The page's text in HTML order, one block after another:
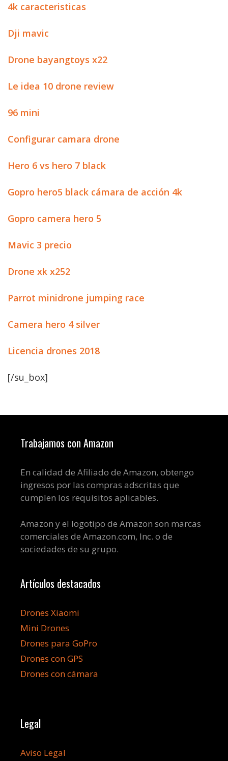
4k caracteristicas
Dji mavic
Drone bayangtoys x22
Le idea 10 drone review
96 mini
Configurar camara drone
Hero 6 vs hero 7 black
Gopro hero5 black cámara de acción 4k
Gopro camera hero 5
Mavic 3 precio
Drone xk x252
Parrot minidrone jumping race
Camera hero 4 silver
Licencia drones 2018
[/su_box]
Trabajamos con Amazon
En calidad de Afiliado de Amazon, obtengo
ingresos por las compras adscritas que
cumplen los requisitos aplicables.
Amazon y el logotipo de Amazon son marcas
comerciales de Amazon.com, Inc. o de
sociedades de su grupo.
Artículos destacados
Drones Xiaomi
Mini Drones
Drones para GoPro
Drones con GPS
Drones con cámara
Legal
Aviso Legal